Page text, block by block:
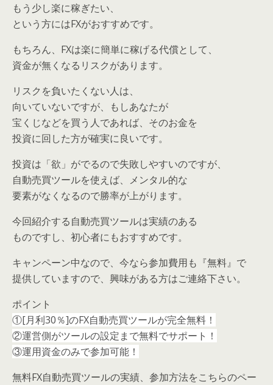
もう少し楽に稼ぎたい、
という方にはFXがおすすめです。
もちろん、FXは楽に簡単に稼げる代償として、
資金が無くなるリスクがあります。
リスクを負いたくない人は、
向いていないですが、もしあなたが
宝くじなどを買う人であれば、そのお金を
投資に回した方が確実に良いです。
投資は「欲」がでるので失敗しやすいのですが、
自動売買ツールを使えば、メンタル的な
要素がなくなるので勝率が上がります。
今回紹介する自動売買ツールは実績のある
ものですし、初心者にもおすすめです。
キャンペーン中なので、今なら参加費用も『無料』で
提供していますので、興味がある方はご連絡下さい。
ポイント
①[月利30％]のFX自動売買ツールが完全無料！
②運営側がツールの設定まで無料でサポート！
③運用資金のみで参加可能！
無料FX自動売買ツールの実績、参加方法をこちらのペー